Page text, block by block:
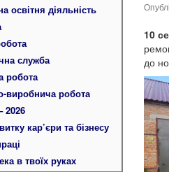
освітня діяльність
служба
робота
виробнича робота
кар’єри та бізнесу
в твоїх руках
10
до